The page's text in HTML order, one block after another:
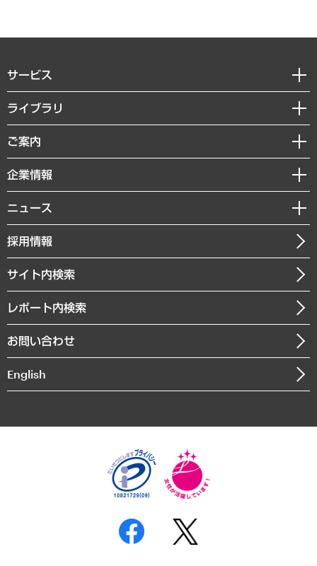
サービス
経営戦略
組織・人事戦略
デジタルイノベーション
共生・ダイバーシティ
GRC（ガバナンス・リスク・コンプライアンス）・防災（政策）
経済・産業・雇用・労働
まちづくり・観光・交通・スポーツ・スマートシティ
自然資源・農林水産業・食料システム
ライブラリ
経済調査
レポート
コラム
経営用語集
受託・受注実績（官公庁関連）
メディア掲載・出演
ご案内
セミナー・イベント情報
MUFGビジネスセミナー
受託案件情報
企業情報
私たちの想い
社長メッセージ
会社概要
沿革
組織図・本部部室紹介
インドネシア現地法人
個人情報保護方針
反社会的勢力に対する基本方針
ニュース
ニュースリリース
お知らせ
採用情報
サイト内検索
レポート内検索
お問い合わせ
English